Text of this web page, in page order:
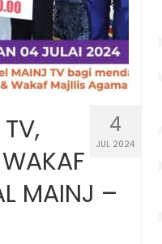
4
JUL 2024
MAINJ –